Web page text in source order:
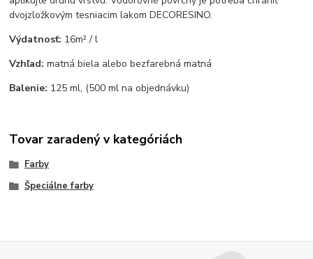
dvojzložkovým tesniacim lakom DECORESINO.
Výdatnosť: 16m² / l
Vzhľad:matná biela alebo bezfarebná matná
Balenie: 125 ml, (500 ml na objednávku)
Tovar zaradený v kategóriách
Farby
Špeciálne farby